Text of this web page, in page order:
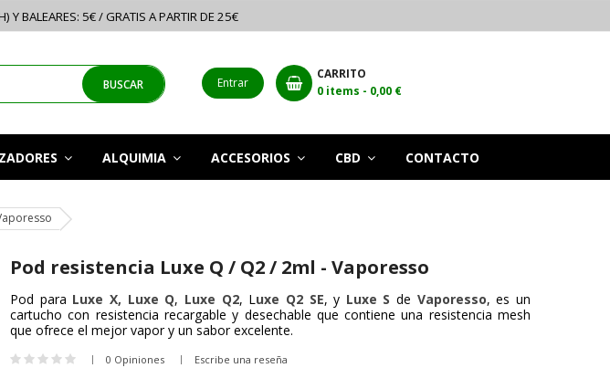
Y BALEARES: 5€ / GRATIS A PARTIR DE 25€
BUSCAR Entrar
CARRITO
0 items - 0,00 €
ALQUIMIA ACCESORIOS CBD CONTACTO
Pod resistencia Luxe Q / Q2 / 2ml - Vaporesso
Pod para Luxe X, Luxe Q, Luxe Q2, Luxe Q2 SE, y Luxe S de Vaporesso, es un
cartucho con resistencia recargable y desechable que contiene una resistencia mesh
que ofrece el mejor vapor y un sabor excelente.
0 Opiniones Escribe una reseña